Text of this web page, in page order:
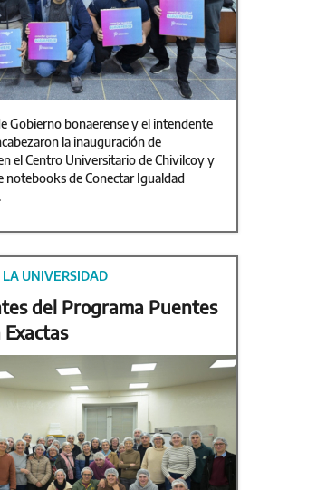
Gobierno bonaerense y el intendente
la inauguración de
el Centro Universitario de Chivilcoy y
notebooks de Conectar Igualdad
LA UNIVERSIDAD
del Programa Puentes